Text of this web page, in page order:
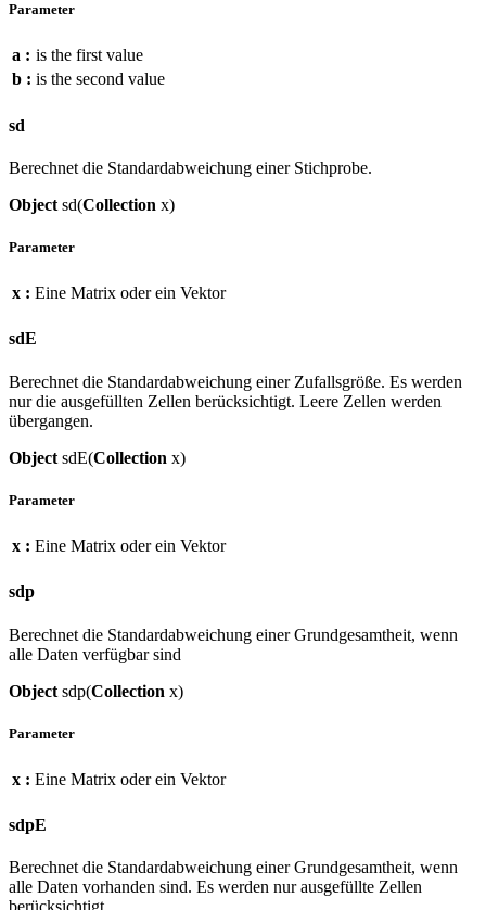
Parameter
a : is the first value
b : is the second value
sd
Berechnet die Standardabweichung einer Stichprobe.
Object sd(Collection x)
Parameter
x : Eine Matrix oder ein Vektor
sdE
Berechnet die Standardabweichung einer Zufallsgröße. Es werden
nur die ausgefüllten Zellen berücksichtigt. Leere Zellen werden
übergangen.
Object sdE(Collection x)
Parameter
x : Eine Matrix oder ein Vektor
sdp
Berechnet die Standardabweichung einer Grundgesamtheit, wenn
alle Daten verfügbar sind
Object sdp(Collection x)
Parameter
x : Eine Matrix oder ein Vektor
sdpE
Berechnet die Standardabweichung einer Grundgesamtheit, wenn
alle Daten vorhanden sind. Es werden nur ausgefüllte Zellen